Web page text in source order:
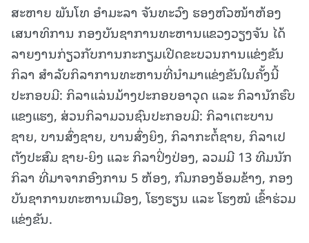
ສະຫາຍ ພັນໂທ ອຳມະລາ ຈັນທະວົງ ຮອງຫົວໜ້າຫ້ອງ
ເສນາທິການ ກອງບັນຊາການທະຫານແຂວງວຽງຈັນ ໄດ້
ລາຍງານກ່ຽວກັບການກະກຽມເປີດຂະບວນການແຂ່ງຂັນ
ກິລາ ສຳລັບກິລາການທະຫານທີ່ນຳມາແຂ່ງຂັນໃນຄັ້ງນີ້
ປະກອບມີ: ກິລາແລ່ນມ້າງປະກອບອາວຸດ ແລະ ກິລານັກຮົບ
ແຂງແຮງ, ສ່ວນກິລາມວນຊົນປະກອບມີ: ກິລາເຕະບານ
ຊາຍ, ບານສົ່ງຊາຍ, ບານສົ່ງຍິງ, ກິລາກະຕໍ້ຊາຍ, ກິລາເປ
ຕັງປະສົມ ຊາຍ-ຍິງ ແລະ ກິລາປິ່ງປ່ອງ, ລວມມີ 13 ທີມນັກ
ກິລາ ທີ່ມາຈາກອົງການ 5 ຫ້ອງ, ກົມກອງອ້ອມຂ້າງ, ກອງ
ບັນຊາການທະຫານເມືອງ, ໂຮງຮຽນ ແລະ ໂຮງໝໍ ເຂົ້າຮ່ວມ
ແຂ່ງຂັນ.